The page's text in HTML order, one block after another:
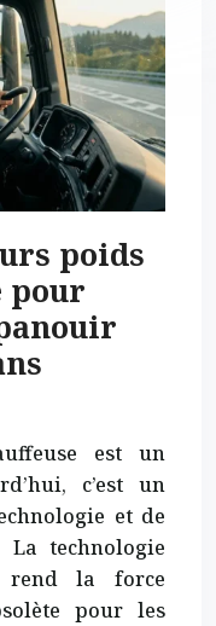
poids
pour
est un
c’est un
et de
technologie
rend la force
pour les